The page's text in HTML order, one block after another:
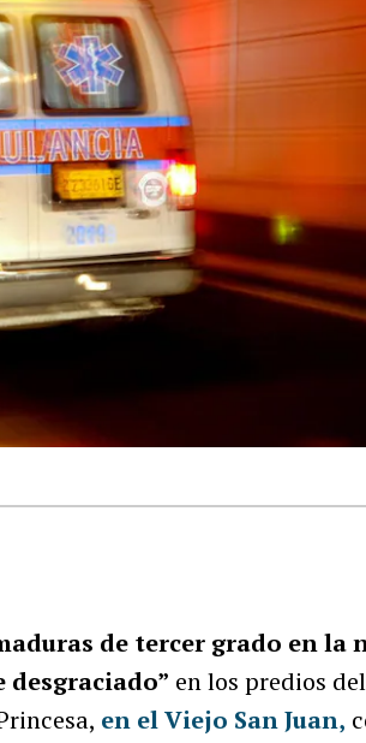
de tercer grado en la
en los predios
en el Viejo San Juan,